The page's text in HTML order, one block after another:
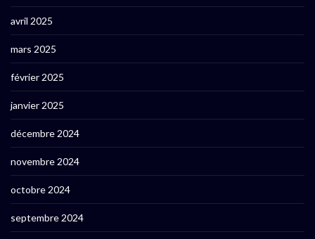
avril 2025
mars 2025
février 2025
janvier 2025
décembre 2024
novembre 2024
octobre 2024
septembre 2024